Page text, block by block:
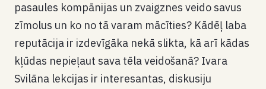
pasaules kompānijas un zvaigznes veido savus
zīmolus un ko no tā varam mācīties? Kādēļ laba
reputācija ir izdevīgāka nekā slikta, kā arī kādas
kļūdas nepieļaut sava tēla veidošanā? Ivara
Svilāna lekcijas ir interesantas, diskusiju